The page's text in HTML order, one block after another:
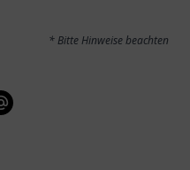
* Bitte Hinweise beachten